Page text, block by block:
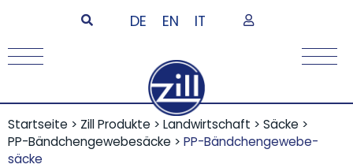
DE EN IT
Startseite > Zill Produkte > Landwirtschaft > Säcke >
PP-Bändchengewebesäcke > PP-Bändchen­gewebe­
säcke